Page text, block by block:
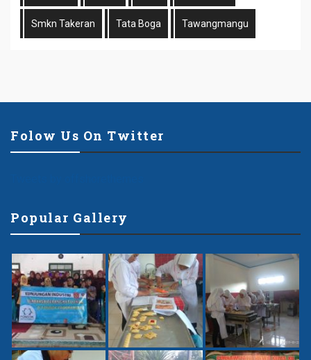
Smkn Takeran Tata Boga Tawangmangu
Folow Us On Twitter
Popular Gallery